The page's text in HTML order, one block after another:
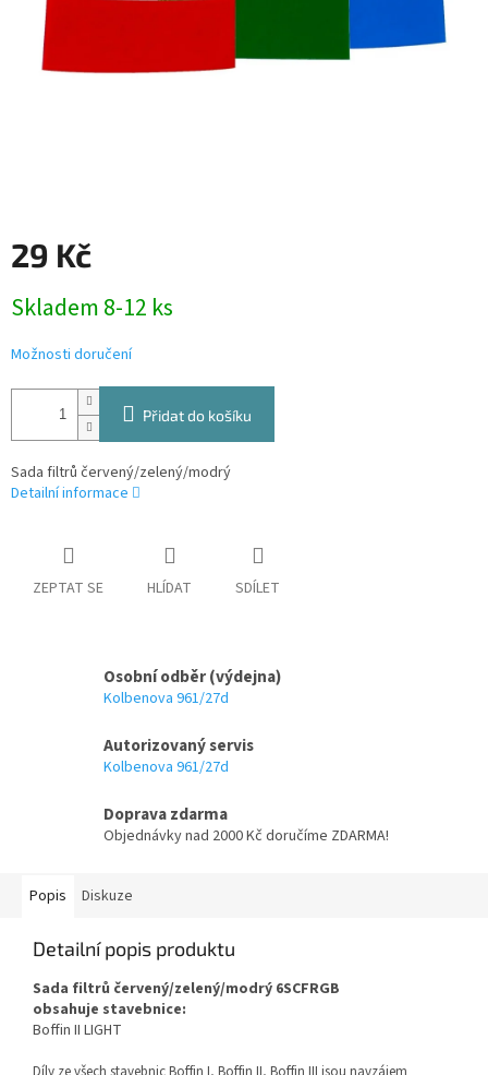
29 Kč
cena:
Skladem 8-12 ks
Možnosti doručení
Přidat do košíku
Sada filtrů červený/zelený/modrý
Detailní informace
ZEPTAT SE HLÍDAT SDÍLET
Osobní odběr (výdejna)
Kolbenova 961/27d
Autorizovaný servis
Kolbenova 961/27d
Doprava zdarma
Objednávky nad 2000 Kč doručíme ZDARMA!
Popis Diskuze
Detailní popis produktu
Sada filtrů červený/zelený/modrý 6SCFRGB
obsahuje stavebnice:
Boffin II LIGHT